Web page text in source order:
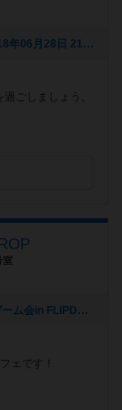
[NEW] ブログはこちらで随時更新しています。（2018年06月28日 21時07分）
ごしましょう。
室
[NEW] 【 6月24日(日)】みんなでワイワイ！ボードゲーム会in FLiPDROP 【 人狼とかやりたいの！！】（2018年06月06日 15時02分）
ェです！